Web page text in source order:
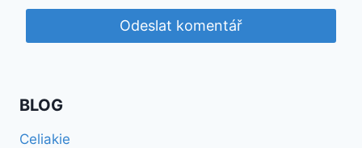
BLOG
Celiakie